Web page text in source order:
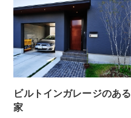
ビルトインガレージのある
家